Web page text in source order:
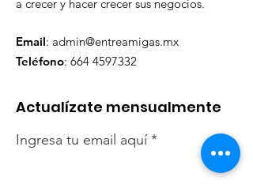
a crecer y hacer crecer sus negocios.
Email: admin@entreamigas.mx
Teléfono: 664 4597332
Actualízate mensualmente
Ingresa tu email aquí